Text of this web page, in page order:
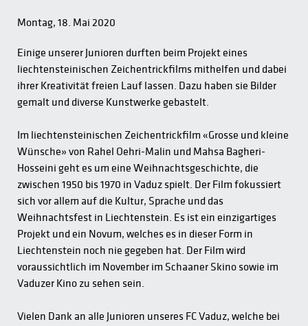
Montag, 18. Mai 2020
Einige unserer Junioren durften beim Projekt eines
liechtensteinischen Zeichentrickfilms mithelfen und dabei
ihrer Kreativität freien Lauf lassen. Dazu haben sie Bilder
gemalt und diverse Kunstwerke gebastelt.
Im liechtensteinischen Zeichentrickfilm «Grosse und kleine
Wünsche» von Rahel Oehri-Malin und Mahsa Bagheri-
Hosseini geht es um eine Weihnachtsgeschichte, die
zwischen 1950 bis 1970 in Vaduz spielt. Der Film fokussiert
sich vor allem auf die Kultur, Sprache und das
Weihnachtsfest in Liechtenstein. Es ist ein einzigartiges
Projekt und ein Novum, welches es in dieser Form in
Liechtenstein noch nie gegeben hat. Der Film wird
voraussichtlich im November im Schaaner Skino sowie im
Vaduzer Kino zu sehen sein.
Vielen Dank an alle Junioren unseres FC Vaduz, welche bei